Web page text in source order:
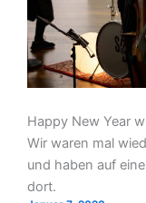
Happy New Year
Wir waren mal
und haben auf
dort.